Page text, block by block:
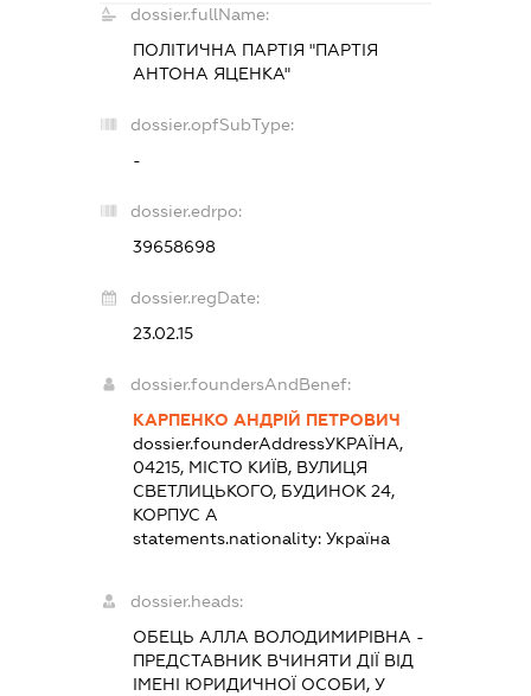
dossier.fullName:
ПОЛІТИЧНА ПАРТІЯ "ПАРТІЯ
АНТОНА ЯЦЕНКА"
dossier.opfSubType:
-
dossier.edrpo:
39658698
dossier.regDate:
23.02.15
dossier.foundersAndBenef:
КАРПЕНКО АНДРІЙ ПЕТРОВИЧ
dossier.founderAddressУКРАЇНА,
04215, МІСТО КИЇВ, ВУЛИЦЯ
СВЕТЛИЦЬКОГО, БУДИНОК 24,
КОРПУС А
statements.nationality:Україна
dossier.heads:
ОБЕЦЬ АЛЛА ВОЛОДИМИРІВНА -
ПРЕДСТАВНИК ВЧИНЯТИ ДІЇ ВІД
ІМЕНІ ЮРИДИЧНОЇ ОСОБИ, У